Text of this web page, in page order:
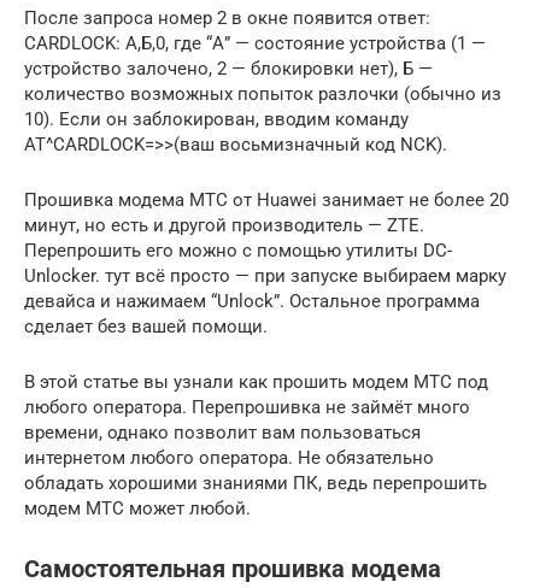
После запроса номер 2 в окне появится ответ:
CARDLOCK: А,Б,0, где “А” — состояние устройства (1 —
устройство залочено, 2 — блокировки нет), Б —
количество возможных попыток разлочки (обычно из
10). Если он заблокирован, вводим команду
AT^CARDLOCK=>>(ваш восьмизначный код NCK).
Прошивка модема МТС от Huawei занимает не более 20
минут, но есть и другой производитель — ZTE.
Перепрошить его можно с помощью утилиты DC-
Unlocker. тут всё просто — при запуске выбираем марку
девайса и нажимаем “Unlock”. Остальное программа
сделает без вашей помощи.
В этой статье вы узнали как прошить модем МТС под
любого оператора. Перепрошивка не займёт много
времени, однако позволит вам пользоваться
интернетом любого оператора. Не обязательно
обладать хорошими знаниями ПК, ведь перепрошить
модем МТС может любой.
Самостоятельная прошивка модема